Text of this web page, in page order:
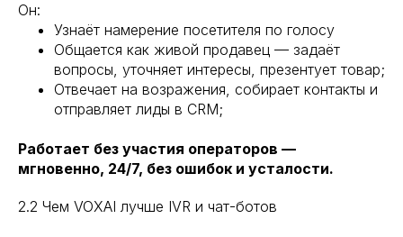
Он:
Узнаёт намерение посетителя по голосу
Общается как живой продавец — задаёт
вопросы, уточняет интересы, презентует товар;
Отвечает на возражения, собирает контакты и
отправляет лиды в CRM;
Работает без участия операторов —
мгновенно, 24/7, без ошибок и усталости.
2.2 Чем VOXAI лучше IVR и чат-ботов